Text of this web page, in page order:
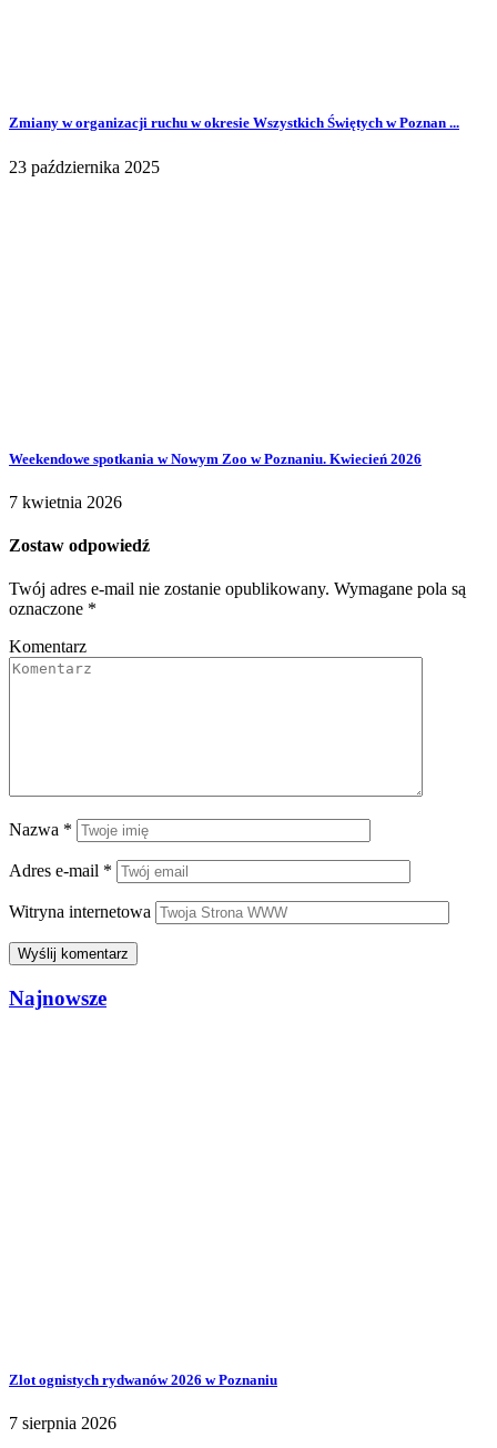
Zmiany w organizacji ruchu w okresie Wszystkich Świętych w Poznan ...
23 października 2025
Weekendowe spotkania w Nowym Zoo w Poznaniu. Kwiecień 2026
7 kwietnia 2026
Zostaw odpowiedź
Twój adres e-mail nie zostanie opublikowany. Wymagane pola są
oznaczone *
Komentarz
Nazwa *
Adres e-mail *
Witryna internetowa
Najnowsze
Zlot ognistych rydwanów 2026 w Poznaniu
7 sierpnia 2026